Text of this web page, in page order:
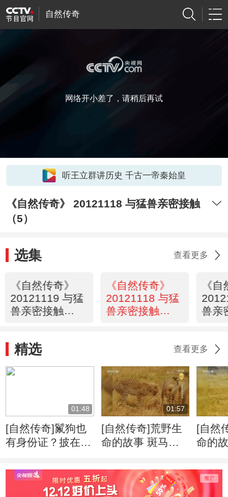
自然传奇
网络开小差了，请稍后再试
听王立群讲历史 千古一帝秦始皇
《自然传奇》 20121118 与猛兽亲密接触
（5）
选集 查看更多
《自然传奇》
20121119 与猛
兽亲密接触
《自然传奇》
20121118 与猛
兽亲密接触
《
兽亲
精选 查看更多
01:48
[自然传奇]鬣狗也
有身份证？披在身
01:57
[自然传奇]荒野生
命的故事 斑马牛
动物带来一场盛宴
[自然
命的
千里